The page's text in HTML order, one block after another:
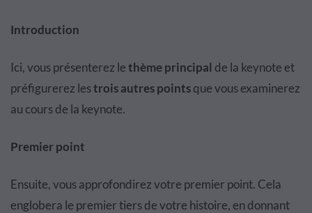
Introduction
Ici, vous présenterez lethème principal de la keynote et
préfigurerez lestrois autres pointsque vous examinerez
au cours de la keynote.
Premier point
Ensuite, vous approfondirez votre premier point. Cela
englobera le premier tiers de votre histoire, en donnant